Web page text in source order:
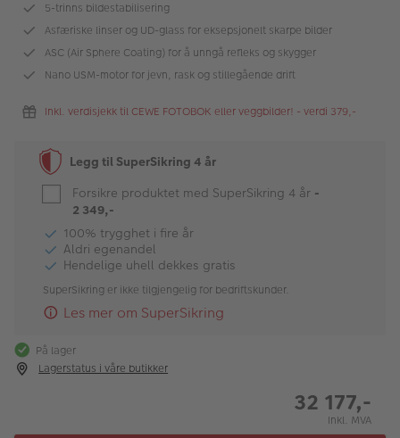
Lagersalg
Bildeprodukter
Fotokurs
Butikkoversikt
5-trinns bildestabilisering
Asfæriske linser og UD-glass for eksepsjonelt skarpe bilder
ASC (Air Sphere Coating) for å unngå refleks og skygger
Nano USM-motor for jevn, rask og stillegående drift
Inkl. verdisjekk til CEWE FOTOBOK eller veggbilder! - verdi 379,-
Legg til SuperSikring 4 år
Forsikre produktet med SuperSikring 4 år -
2 349,-
100% trygghet i fire år
Aldri egenandel
Hendelige uhell dekkes gratis
SuperSikring er ikke tilgjengelig for bedriftskunder.
Les mer om SuperSikring
På lager
Lagerstatus i våre butikker
32 177,-
Inkl. MVA